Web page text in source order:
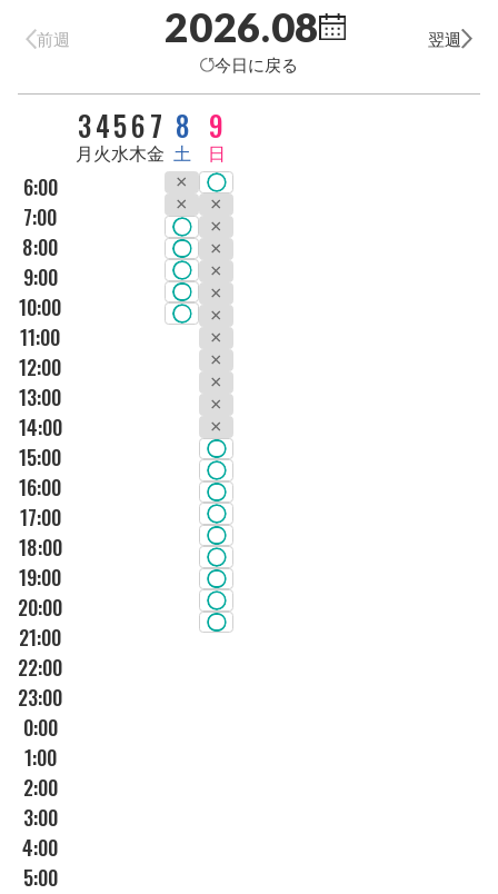
前週 2026.08
今日に戻る
翌週
6:00
7:00
8:00
9:00
10:00
11:00
12:00
13:00
14:00
15:00
16:00
17:00
18:00
19:00
20:00
21:00
22:00
23:00
0:00
1:00
2:00
3:00
4:00
5:00
3
月
4
火
5
水
6
木
7
金
8
土
9
日